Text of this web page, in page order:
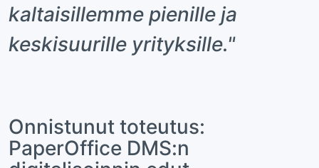
kaltaisillemme pienille ja
keskisuurille yrityksille."
Onnistunut toteutus:
PaperOffice DMS:n